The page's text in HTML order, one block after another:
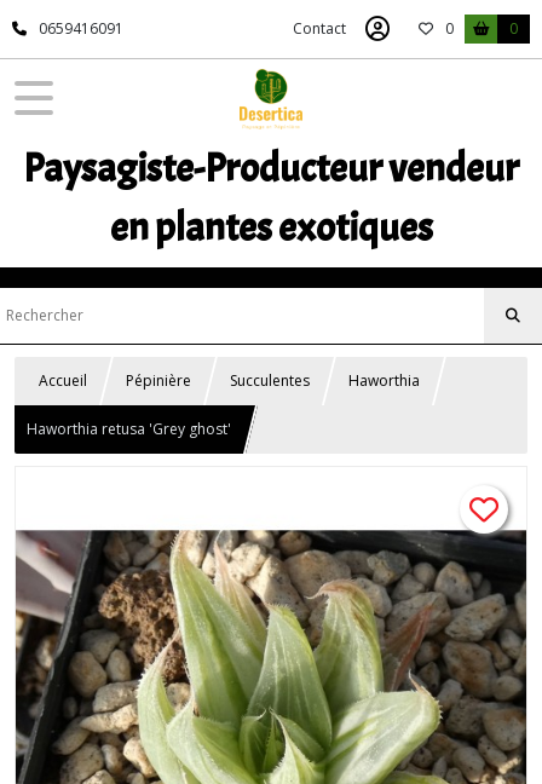
0659416091 Contact 0 0
Paysagiste-Producteur vendeur
en plantes exotiques
Accueil Pépinière Succulentes Haworthia
Haworthia retusa 'Grey ghost'